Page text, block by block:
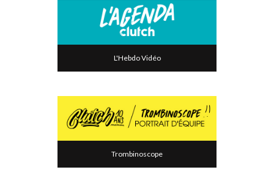
L'Hebdo Vidéo
Trombinoscope